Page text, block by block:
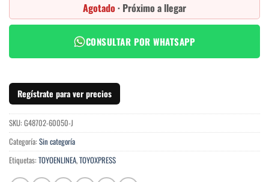
Agotado · Próximo a llegar
CONSULTAR POR WHATSAPP
Regístrate para ver precios
SKU: G48702-60050-J
Categoría: Sin categoría
Etiquetas: TOYOENLINEA,TOYOXPRESS